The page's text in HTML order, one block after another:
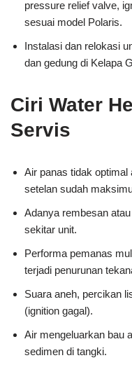
pressure relief valve,
sesuai model Polaris.
Instalasi dan relokasi
dan gedung di Kelapa
Ciri Water
Servis
Air panas tidak
setelan sudah
Adanya rembesan
sekitar unit.
Performa pemanas
terjadi penurunan
Suara aneh, percikan
(ignition gagal).
Air mengeluarkan bau
sedimen di tangki.